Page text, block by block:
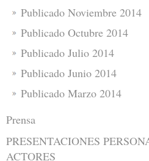
Publicado Noviembre 2014
Publicado Octubre 2014
Publicado Julio 2014
Publicado Junio 2014
Publicado Marzo 2014
Prensa
PRESENTACIONES
ACTORES